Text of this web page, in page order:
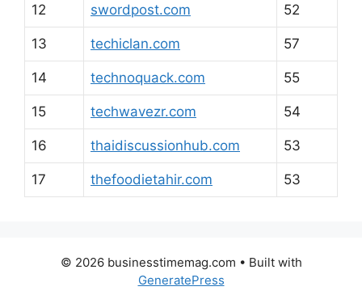
12 swordpost.com 52
13 techiclan.com 57
14 technoquack.com 55
15 techwavezr.com 54
16 thaidiscussionhub.com 53
17 thefoodietahir.com 53
© 2026 businesstimemag.com • Built with
GeneratePress